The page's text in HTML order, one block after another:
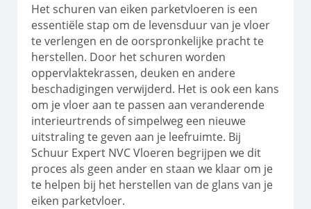
Het schuren van eiken parketvloeren is een
essentiële stap om de levensduur van je vloer
te verlengen en de oorspronkelijke pracht te
herstellen. Door het schuren worden
oppervlaktekrassen, deuken en andere
beschadigingen verwijderd. Het is ook een kans
om je vloer aan te passen aan veranderende
interieurtrends of simpelweg een nieuwe
uitstraling te geven aan je leefruimte. Bij
Schuur Expert NVC Vloeren begrijpen we dit
proces als geen ander en staan we klaar om je
te helpen bij het herstellen van de glans van je
eiken parketvloer.